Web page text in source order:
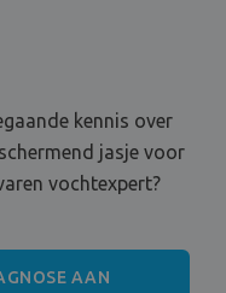
kennis over
jasje voor
vochtexpert?
AAN